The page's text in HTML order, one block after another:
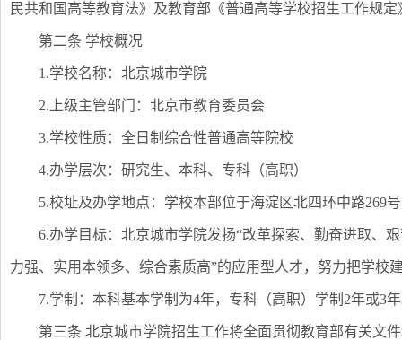
民共和国高等教育法》及教育部《普通高等学校招生工作规
第二条 学校概况
1.学校名称：北京城市学院
2.上级主管部门：北京市教育委员会
3.学校性质：全日制综合性普通高等院校
4.办学层次：研究生、本科、专科（高职）
5.校址及办学地点：学校本部位于海淀区北四环中路269
6.办学目标：北京城市学院发扬“改革探索、勤奋进取、
力强、实用本领多、综合素质高”的应用型人才，努力把学校
7.学制：本科基本学制为4年，专科（高职）学制2年或3
第三条 北京城市学院招生工作将全面贯彻教育部有关文